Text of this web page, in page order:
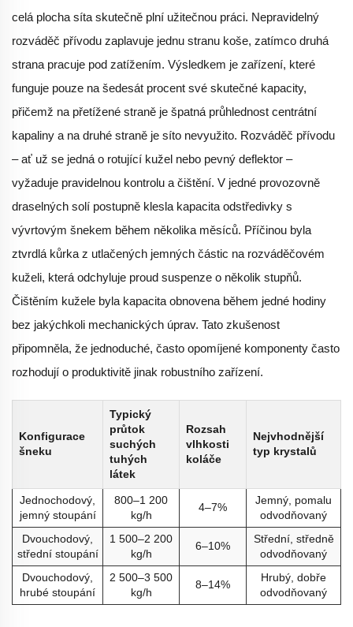
celá plocha síta skutečně plní užitečnou práci. Nepravidelný
rozváděč přívodu zaplavuje jednu stranu koše, zatímco druhá
strana pracuje pod zatížením. Výsledkem je zařízení, které
funguje pouze na šedesát procent své skutečné kapacity,
přičemž na přetížené straně je špatná průhlednost centrátní
kapaliny a na druhé straně je síto nevyužito. Rozváděč přívodu
– ať už se jedná o rotující kužel nebo pevný deflektor –
vyžaduje pravidelnou kontrolu a čištění. V jedné provozovně
draselných solí postupně klesla kapacita odstředivky s
vývrtovým šnekem během několika měsíců. Příčinou byla
ztvrdlá kůrka z utlačených jemných částic na rozváděčovém
kuželi, která odchyluje proud suspenze o několik stupňů.
Čištěním kužele byla kapacita obnovena během jedné hodiny
bez jakýchkoli mechanických úprav. Tato zkušenost
připomněla, že jednoduché, často opomíjené komponenty často
rozhodují o produktivitě jinak robustního zařízení.
Konfigurace
šneku
Typický
průtok
suchých
tuhých
látek
Rozsah
vlhkosti
koláče
Nejvhodnější
typ krystalů
Jednochodový,
jemný stoupání
800–1 200
kg/h
4–7%
Jemný, pomalu
odvodňovaný
Dvouchodový,
střední stoupání
1 500–2 200
kg/h
6–10%
Střední, středně
odvodňovaný
Dvouchodový,
hrubé stoupání
2 500–3 500
kg/h
8–14%
Hrubý, dobře
odvodňovaný